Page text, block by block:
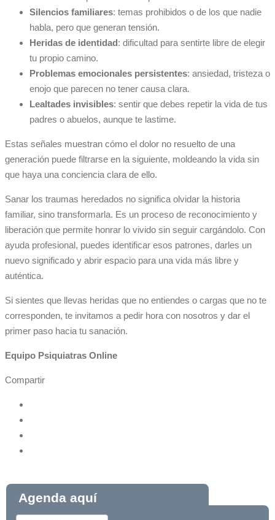
Silencios familiares: temas prohibidos o de los que nadie
habla, pero que generan tensión.
Heridas de identidad: dificultad para sentirte libre de elegir
tu propio camino.
Problemas emocionales persistentes: ansiedad, tristeza o
enojo que parecen no tener causa clara.
Lealtades invisibles: sentir que debes repetir la vida de tus
padres o abuelos, aunque te lastime.
Estas señales muestran cómo el dolor no resuelto de una
generación puede filtrarse en la siguiente, moldeando la vida sin
que haya una conciencia clara de ello.
Sanar los traumas heredados no significa olvidar la historia
familiar, sino transformarla. Es un proceso de reconocimiento y
liberación que permite honrar lo vivido sin seguir cargándolo. Con
ayuda profesional, puedes identificar esos patrones, darles un
nuevo significado y abrir espacio para una vida más libre y
auténtica.
Si sientes que llevas heridas que no entiendes o cargas que no te
corresponden, te invitamos a pedir hora con nosotros y dar el
primer paso hacia tu sanación.
Equipo Psiquiatras Online
Compartir
Agenda aquí